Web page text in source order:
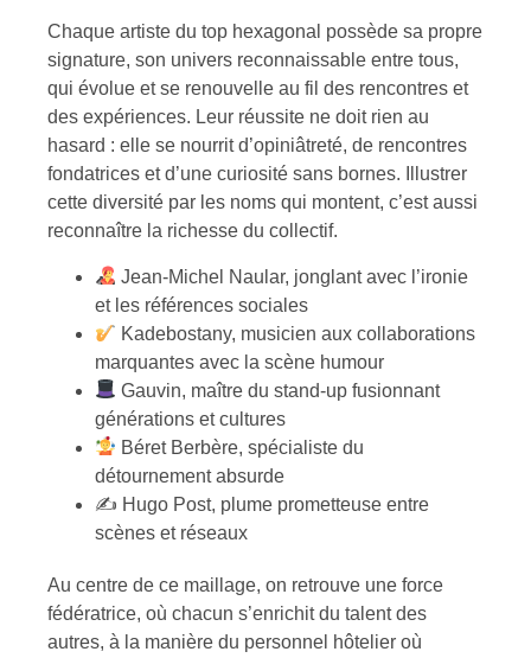
Chaque artiste du top hexagonal possède sa propre
signature, son univers reconnaissable entre tous,
qui évolue et se renouvelle au fil des rencontres et
des expériences. Leur réussite ne doit rien au
hasard : elle se nourrit d’opiniâtreté, de rencontres
fondatrices et d’une curiosité sans bornes. Illustrer
cette diversité par les noms qui montent, c’est aussi
reconnaître la richesse du collectif.
Jean-Michel Naular, jonglant avec l’ironie
et les références sociales
Kadebostany, musicien aux collaborations
marquantes avec la scène humour
Gauvin, maître du stand-up fusionnant
générations et cultures
Béret Berbère, spécialiste du
détournement absurde
✍️ Hugo Post, plume prometteuse entre
scènes et réseaux
Au centre de ce maillage, on retrouve une force
fédératrice, où chacun s’enrichit du talent des
autres, à la manière du personnel hôtelier où